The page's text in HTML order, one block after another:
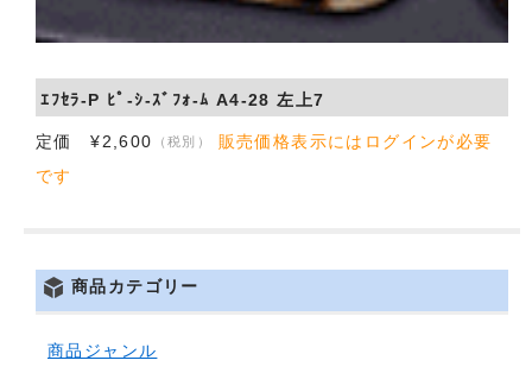
ｴﾌｾﾗ-P ﾋﾟ-ｼ-ｽﾞﾌｫ-ﾑ A4-28 左上7
定価 ¥2,600 （税別）
販売価格表示にはログインが必要
です
商品カテゴリー
商品ジャンル